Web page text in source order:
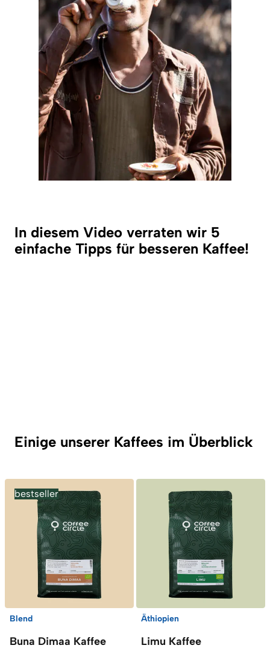
In diesem Video verraten wir 5
einfache Tipps für besseren Kaffee!
Einige unserer Kaffees im Überblick
bestseller
Blend
Buna Dimaa Kaffee
Äthiopien
Limu Kaffee